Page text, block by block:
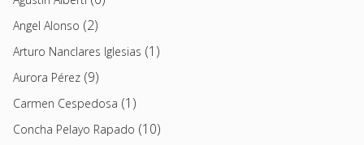
Angel Alonso (2)
Arturo Nanclares Iglesias (1)
Aurora Pérez (9)
Carmen Cespedosa (1)
Concha Pelayo Rapado (10)